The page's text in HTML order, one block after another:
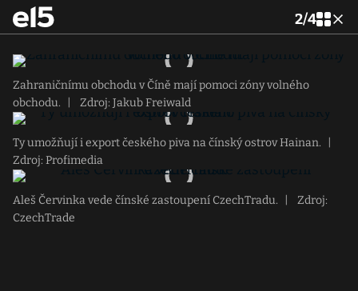
2/4
Zahraničnímu obchodu v Číně mají pomoci zóny volného
obchodu.
Zdroj: Jakub Freiwald
Ty umožňují i export českého piva na čínský ostrov Hainan.
Zdroj: Profimedia
Aleš Červinka vede čínské zastoupení CzechTradu.
Zdroj:
CzechTrade